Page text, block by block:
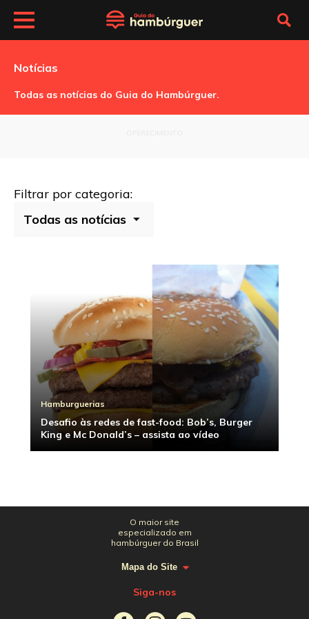
Notícias
Todas as notícias do Guia do Hambúrguer.
Filtrar por categoria:
Hamburguerias
Desafio às redes de fast-food: Bob’s, Burger
King e Mc Donald’s – assista ao vídeo
O maior site
especializado em
hambúrguer do Brasil
Mapa do Site
Siga-nos